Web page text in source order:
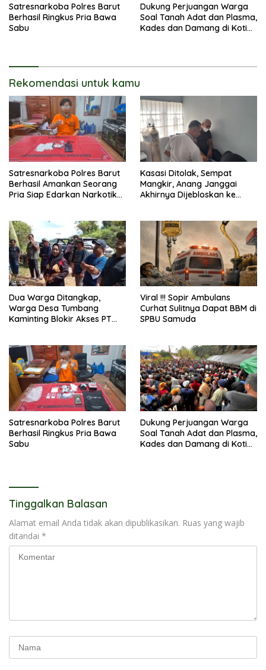
Satresnarkoba Polres Barut
Berhasil Ringkus Pria Bawa
Sabu
Dukung Perjuangan Warga
Soal Tanah Adat dan Plasma,
Kades dan Damang di Kotim
Rekomendasi untuk kamu
Satresnarkoba Polres Barut
Berhasil Amankan Seorang
Pria Siap Edarkan Narkotika
Kasasi Ditolak, Sempat
Mangkir, Anang Janggai
Akhirnya Dijebloskan ke
Dua Warga Ditangkap,
Warga Desa Tumbang
Kaminting Blokir Akses PT
Viral !!! Sopir Ambulans
Curhat Sulitnya Dapat BBM di
SPBU Samuda
Satresnarkoba Polres Barut
Berhasil Ringkus Pria Bawa
Sabu
Dukung Perjuangan Warga
Soal Tanah Adat dan Plasma,
Kades dan Damang di Kotim
Tinggalkan Balasan
Alamat email Anda tidak akan dipublikasikan. Ruas yang wajib
ditandai *